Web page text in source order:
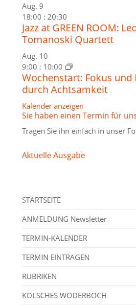
Aug. 9
18:00 : 20:30
Jazz at GREEN ROOM:
Tomanoski Quartett
Aug. 10
9:00 : 10:00
Wochenstart: Fokus und
durch Achtsamkeit
Kalender anzeigen
Sie haben einen Termin für
Tragen Sie ihn einfach in unser
Aktuelle Ausgabe
STARTSEITE
ANMELDUNG Newsletter
TERMIN-KALENDER
TERMIN EINTRAGEN
RUBRIKEN
KÖLSCHES WÖDERBOCH